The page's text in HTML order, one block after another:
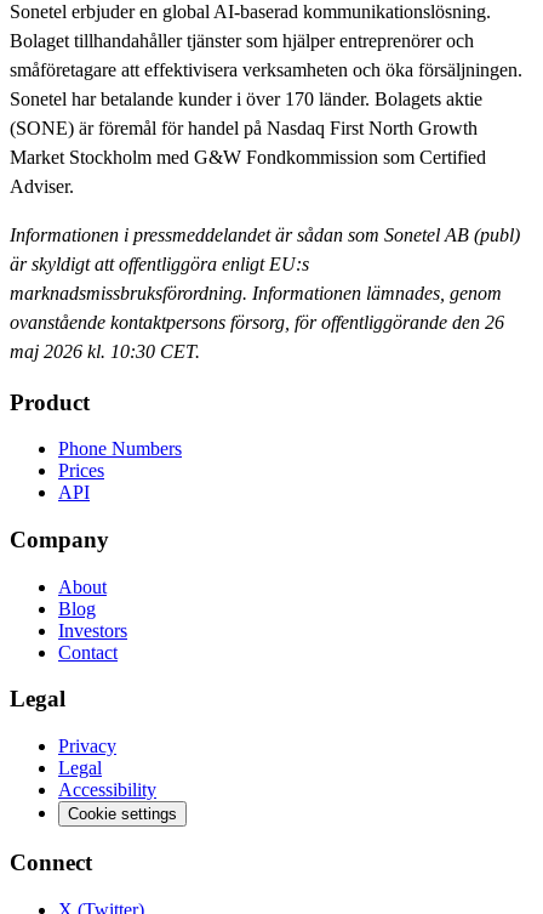
Sonetel erbjuder en global AI-baserad kommunikationslösning.
Bolaget tillhandahåller tjänster som hjälper entreprenörer och
småföretagare att effektivisera verksamheten och öka försäljningen.
Sonetel har betalande kunder i över 170 länder. Bolagets aktie
(SONE) är föremål för handel på Nasdaq First North Growth
Market Stockholm med G&W Fondkommission som Certified
Adviser.
Informationen i pressmeddelandet är sådan som Sonetel AB (publ)
är skyldigt att offentliggöra enligt EU:s
marknadsmissbruksförordning. Informationen lämnades, genom
ovanstående kontaktpersons försorg, för offentliggörande den 26
maj 2026 kl. 10:30 CET.
Product
Phone Numbers
Prices
API
Company
About
Blog
Investors
Contact
Legal
Privacy
Legal
Accessibility
Cookie settings
Connect
X (Twitter)